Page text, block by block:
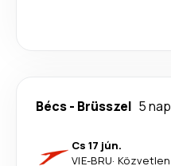
Bécs- Brüsszel 5 nap
Cs 17 jún.
VIE-BRU· Közvetlen